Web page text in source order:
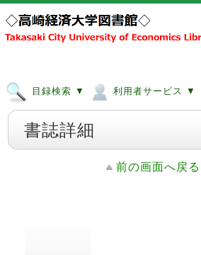
目録検索 ▼ 利用者サービス ▼
書誌詳細
前の画面へ戻る